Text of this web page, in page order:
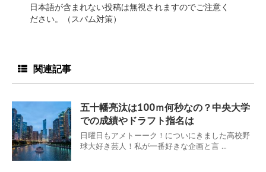
日本語が含まれない投稿は無視されますのでご注意く
ださい。（スパム対策）
関連記事
五十幡亮汰は100ｍ何秒なの？中央大学
での成績やドラフト指名は
日曜日もアメトーーク！についにきました高校野
球大好き芸人！私が一番好きな企画と言 ...